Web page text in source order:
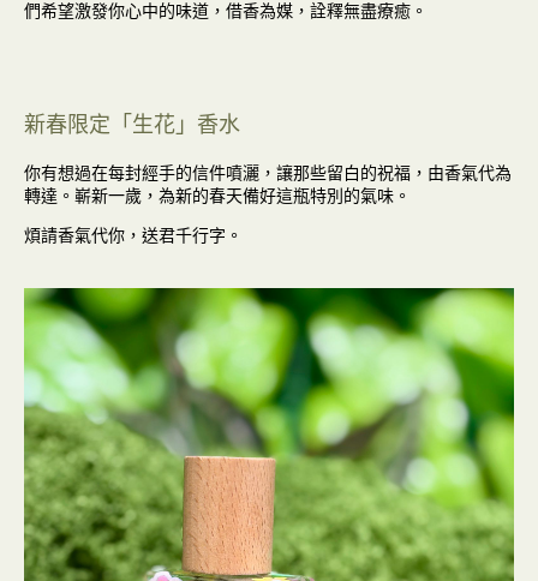
們希望激發你心中的味道，借香為媒，詮釋無盡療癒。
新春限定「生花」香水
你有想過在每封經手的信件噴灑，讓那些留白的祝福，由香氣代為
轉達。嶄新一歲，為新的春天備好這瓶特別的氣味。
煩請香氣代你，送君千行字。